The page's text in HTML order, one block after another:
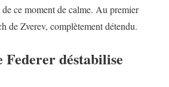
ce moment de calme. Au premier
de Zverev, complètement détendu.
Federer déstabilise